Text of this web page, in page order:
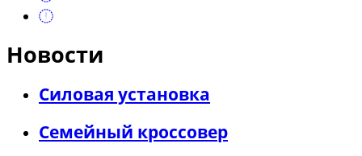
Новости
Силовая установка
Семейный кроссовер